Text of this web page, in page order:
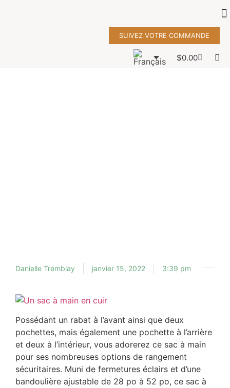
SUIVEZ VOTRE COMMANDE
$0.00
Danielle Tremblay janvier 15, 2022 3:39 pm
Possédant un rabat à l’avant ainsi que deux
pochettes, mais également une pochette à l’arrière
et deux à l’intérieur, vous adorerez ce sac à main
pour ses nombreuses options de rangement
sécuritaires. Muni de fermetures éclairs et d’une
bandoulière ajustable de 28 po à 52 po, ce sac à